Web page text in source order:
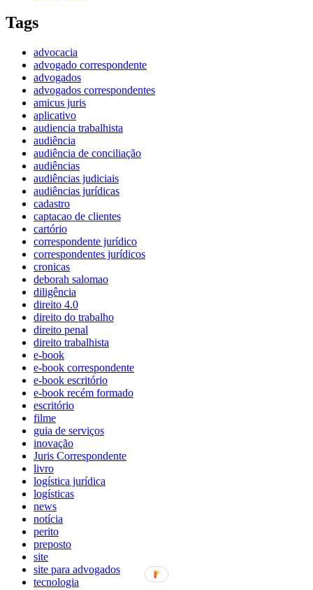
Tags
advocacia
advogado correspondente
advogados
advogados correspondentes
amicus juris
aplicativo
audiencia trabalhista
audiência
audiência de conciliação
audiências
audiências judiciais
audiências jurídicas
cadastro
captacao de clientes
cartório
correspondente jurídico
correspondentes jurídicos
cronicas
deborah salomao
diligência
direito 4.0
direito do trabalho
direito penal
direito trabalhista
e-book
e-book correspondente
e-book escritório
e-book recém formado
escritório
filme
guia de serviços
inovação
Juris Correspondente
livro
logística jurídica
logísticas
news
notícia
perito
preposto
site
site para advogados
tecnologia